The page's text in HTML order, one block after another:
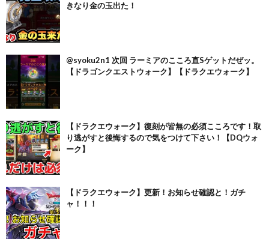
きなり金の玉出た！
@syoku2n1 次回 ラーミアのこころ直Sゲットだぜッ。
【ドラゴンクエストウォーク】【ドラクエウォーク】
【ドラクエウォーク】復刻が皆無の必須こころです！取
り逃がすと後悔するので気をつけて下さい！【DQウォ
ーク】
【ドラクエウォーク】更新！お知らせ確認と！ガチ
ャ！！！